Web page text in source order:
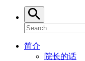
Search
Search for:
简介
院长的话